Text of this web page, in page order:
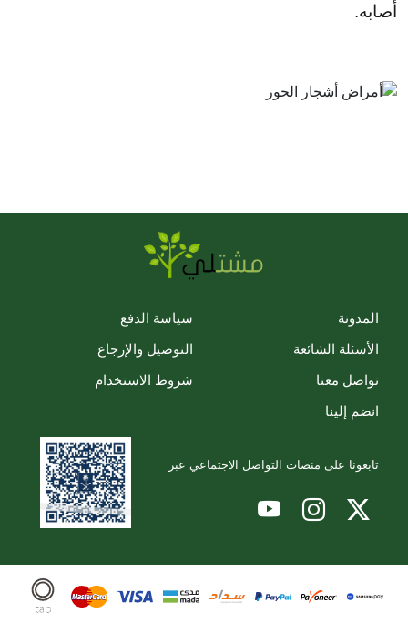
أصابه.
المدونة
الأسئلة الشائعة
تواصل معنا
انضم إلينا
سياسة الدفع
التوصيل والإرجاع
شروط الاستخدام
تابعونا على منصات التواصل الاجتماعي عبر